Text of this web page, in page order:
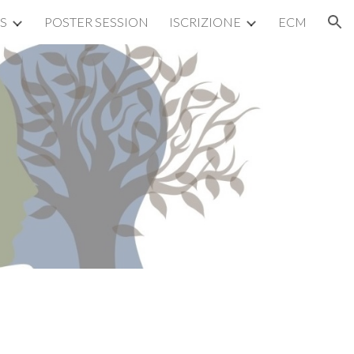
POSTER SESSION ISCRIZIONE ECM